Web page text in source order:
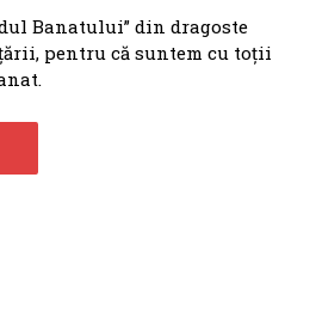
Banatului” din dragoste
pentru că suntem cu toții